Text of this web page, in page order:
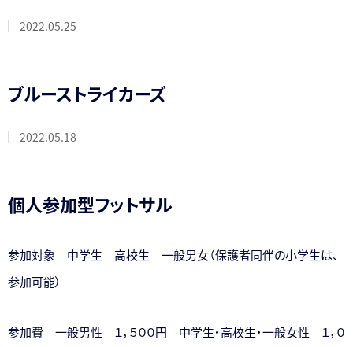
2022.05.25
ブルーストライカーズ
2022.05.18
個人参加型フットサル
参加対象 中学生 高校生 一般男女（保護者同伴の小学生は、
参加可能）
参加費 一般男性 １，５００円 中学生・高校生・一般女性 １，０